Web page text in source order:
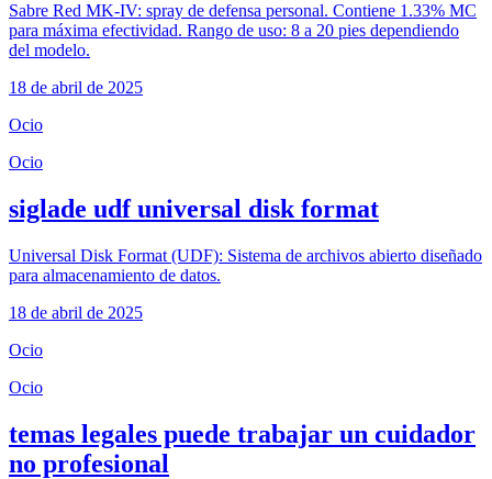
Sabre Red MK-IV: spray de defensa personal. Contiene 1.33% MC
para máxima efectividad. Rango de uso: 8 a 20 pies dependiendo
del modelo.
18 de abril de 2025
Ocio
Ocio
siglade udf universal disk format
Universal Disk Format (UDF): Sistema de archivos abierto diseñado
para almacenamiento de datos.
18 de abril de 2025
Ocio
Ocio
temas legales puede trabajar un cuidador
no profesional